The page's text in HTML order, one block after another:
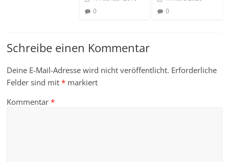
0
0
Schreibe einen Kommentar
Deine E-Mail-Adresse wird nicht veröffentlicht. Erforderliche
Felder sind mit* markiert
Kommentar*